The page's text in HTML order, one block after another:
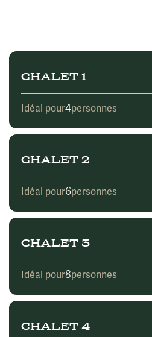
CHALET 1
Idéal pour4personnes
CHALET 2
Idéal pour6personnes
CHALET 3
Idéal pour8personnes
CHALET 4